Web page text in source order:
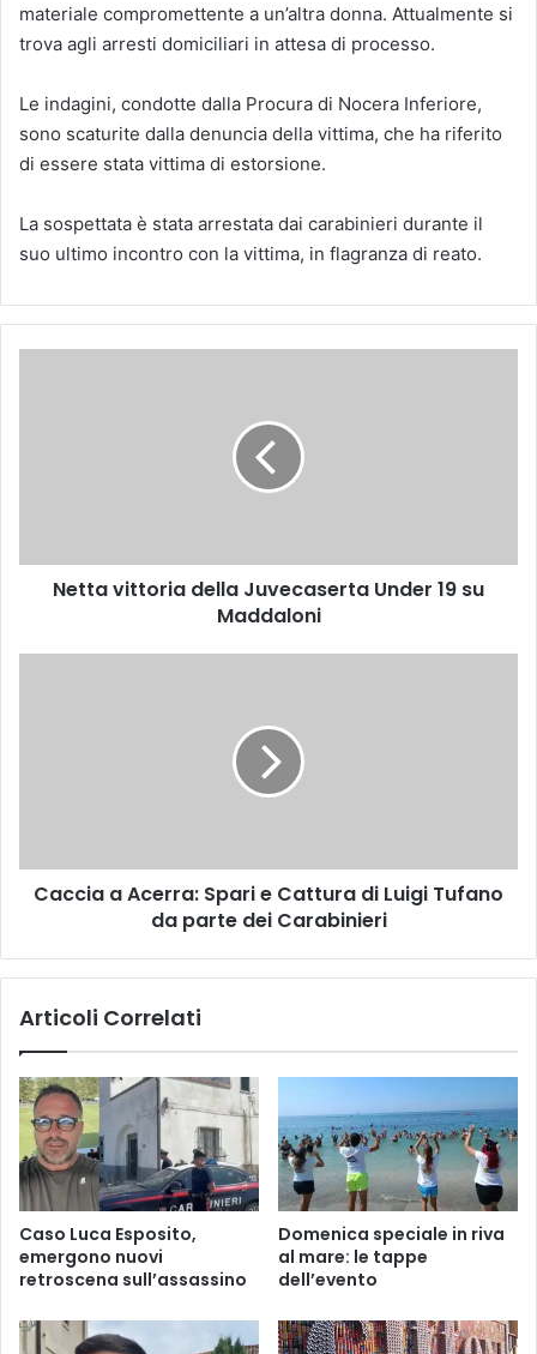
materiale compromettente a un’altra donna. Attualmente si
trova agli arresti domiciliari in attesa di processo.
Le indagini, condotte dalla Procura di Nocera Inferiore,
sono scaturite dalla denuncia della vittima, che ha riferito
di essere stata vittima di estorsione.
La sospettata è stata arrestata dai carabinieri durante il
suo ultimo incontro con la vittima, in flagranza di reato.
Netta vittoria della Juvecaserta Under 19 su
Maddaloni
Tufano
da
Carabinieri
Caccia a Acerra: Spari e Cattura di Luigi Tufano
da parte dei Carabinieri
Articoli Correlati
Caso Luca Esposito,
emergono nuovi
retroscena sull’assassino
Domenica speciale in riva
al mare: le tappe
dell’evento